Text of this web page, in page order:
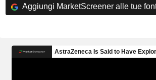
Aggiungi MarketScreener alle tue